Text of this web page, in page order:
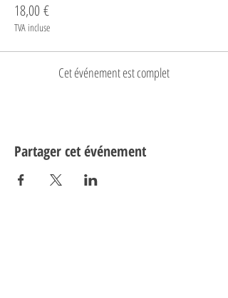
18,00 €
TVA incluse
Cet événement est complet
Partager cet événement